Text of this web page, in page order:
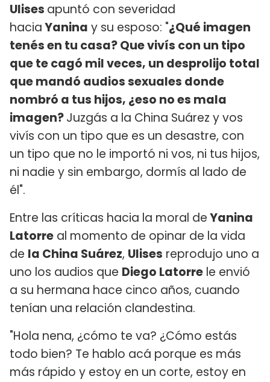
Ulises apuntó con severidad
haciaYanina y su esposo: "¿Qué imagen
tenés en tu casa? Que vivís con un tipo
que te cagó mil veces, un desprolijo total
que mandó audios sexuales donde
nombró a tus hijos, ¿eso no es mala
imagen?Juzgás a la China Suárez y vos
vivís con un tipo que es un desastre, con
un tipo que no le importó ni vos, ni tus hijos,
ni nadie y sin embargo, dormís al lado de
él".
Entre las críticas hacia la moral deYanina
Latorre al momento de opinar de la vida
de la China Suárez, Ulises reprodujo uno a
uno los audios que Diego Latorre le envió
a su hermana hace cinco años, cuando
tenían una relación clandestina.
"Hola nena, ¿cómo te va? ¿Cómo estás
todo bien? Te hablo acá porque es más
más rápido y estoy en un corte, estoy en